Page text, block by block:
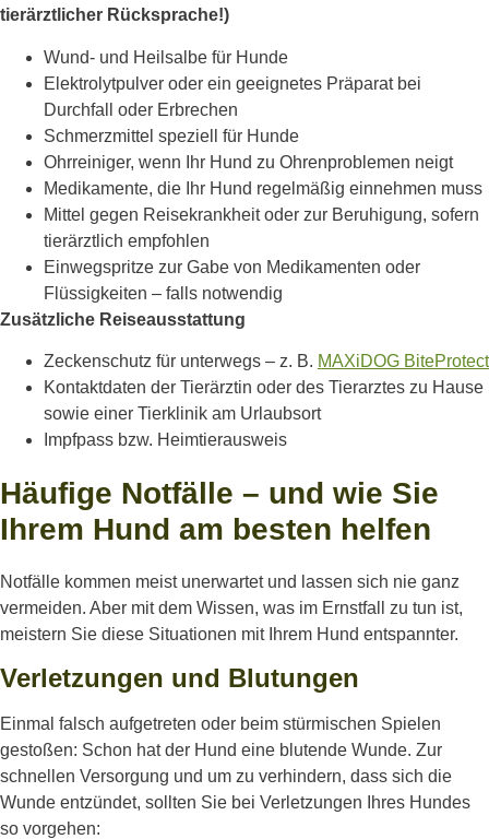
tierärztlicher Rücksprache!)
Wund- und Heilsalbe für Hunde
Elektrolytpulver oder ein geeignetes Präparat bei
Durchfall oder Erbrechen
Schmerzmittel speziell für Hunde
Ohrreiniger, wenn Ihr Hund zu Ohrenproblemen neigt
Medikamente, die Ihr Hund regelmäßig einnehmen muss
Mittel gegen Reisekrankheit oder zur Beruhigung, sofern
tierärztlich empfohlen
Einwegspritze zur Gabe von Medikamenten oder
Flüssigkeiten – falls notwendig
Zusätzliche Reiseausstattung
Zeckenschutz für unterwegs – z. B. MAXiDOG BiteProtect
Kontaktdaten der Tierärztin oder des Tierarztes zu Hause
sowie einer Tierklinik am Urlaubsort
Impfpass bzw. Heimtierausweis
Häufige Notfälle – und wie Sie
Ihrem Hund am besten helfen
Notfälle kommen meist unerwartet und lassen sich nie ganz
vermeiden. Aber mit dem Wissen, was im Ernstfall zu tun ist,
meistern Sie diese Situationen mit Ihrem Hund entspannter.
Verletzungen und Blutungen
Einmal falsch aufgetreten oder beim stürmischen Spielen
gestoßen: Schon hat der Hund eine blutende Wunde. Zur
schnellen Versorgung und um zu verhindern, dass sich die
Wunde entzündet, sollten Sie bei Verletzungen Ihres Hundes
so vorgehen: